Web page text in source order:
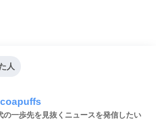
人
の一歩先を見抜くニュースを発信したい